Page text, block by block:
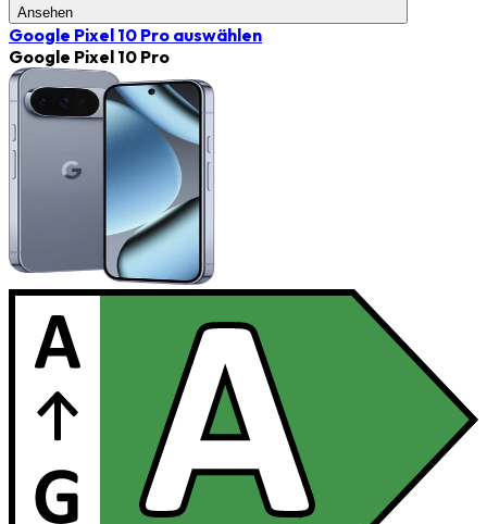
Ansehen
Google Pixel 10 Pro auswählen
Google Pixel 10 Pro